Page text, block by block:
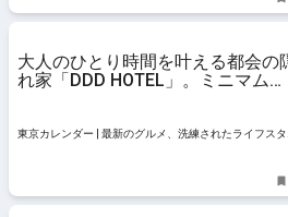
大人のひとり時間を叶える都会の
れ家「DDD HOTEL」。ミニマムな
東京カレンダー | 最新のグルメ、洗練されたライフスタ